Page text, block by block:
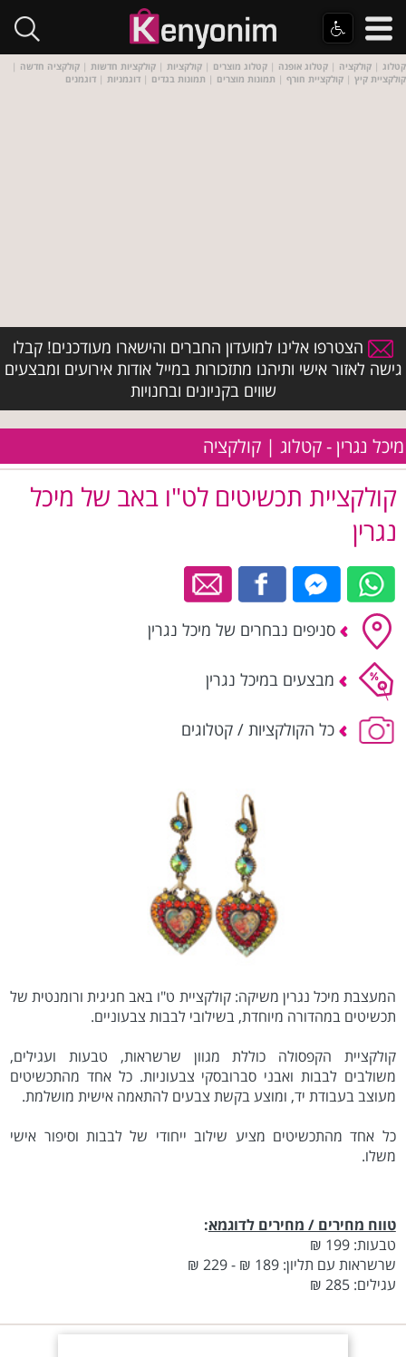
קטלוג | קולקציה | קטלוג אופנה | קטלוג מוצרים | קולקציות | קולקציות חדשות | קולקציה חדשה |
קולקציית קיץ | קולקציית חורף | תמונות מוצרים | תמונות בגדים | דוגמניות | דוגמנים
הצטרפו אלינו למועדון החברים והישארו מעודכנים! קבלו
גישה לאזור אישי ותיהנו מתזכורות במייל אודות אירועים ומבצעים
שווים בקניונים ובחנויות
מיכל נגרין - קטלוג | קולקציה
קולקציית תכשיטים לט"ו באב של מיכל
נגרין
סניפים נבחרים של מיכל נגרין
מבצעים במיכל נגרין
כל הקולקציות / קטלוגים
המעצבת מיכל נגרין משיקה: קולקציית ט"ו באב חגיגית ורומנטית של
תכשיטים במהדורה מיוחדת, בשילובי לבבות צבעוניים.
קולקציית הקפסולה כוללת מגוון שרשראות, טבעות ועגילים,
משולבים לבבות ואבני סברובסקי צבעוניות. כל אחד מהתכשיטים
מעוצב בעבודת יד, ומוצע בקשת צבעים להתאמה אישית מושלמת.
כל אחד מהתכשיטים מציע שילוב ייחודי של לבבות וסיפור אישי
משלו.
טווח מחירים / מחירים לדוגמא:
טבעות: 199 ₪
שרשראות עם תליון: 189 ₪ - 229 ₪
עגילים: 285 ₪